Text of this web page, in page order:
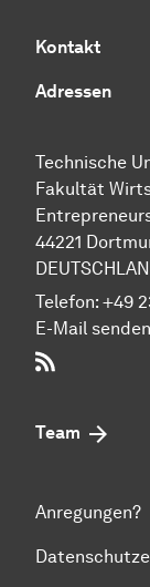
Kontakt
Adressen
Technische
Fakultät
44221
Telefon: +49
E-Mail senden
Team
Anregungen?